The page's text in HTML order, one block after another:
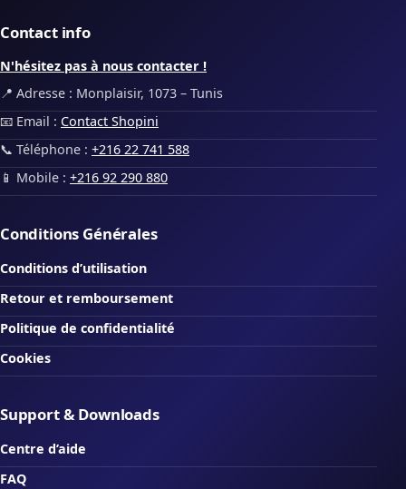
Contact info
N'hésitez pas à nous contacter !
📍 Adresse : Monplaisir, 1073 – Tunis
📧 Email : Contact Shopini
📞 Téléphone : +216 22 741 588
📱 Mobile : +216 92 290 880
Conditions Générales
Conditions d’utilisation
Retour et remboursement
Politique de confidentialité
Cookies
Support & Downloads
Centre d’aide
FAQ